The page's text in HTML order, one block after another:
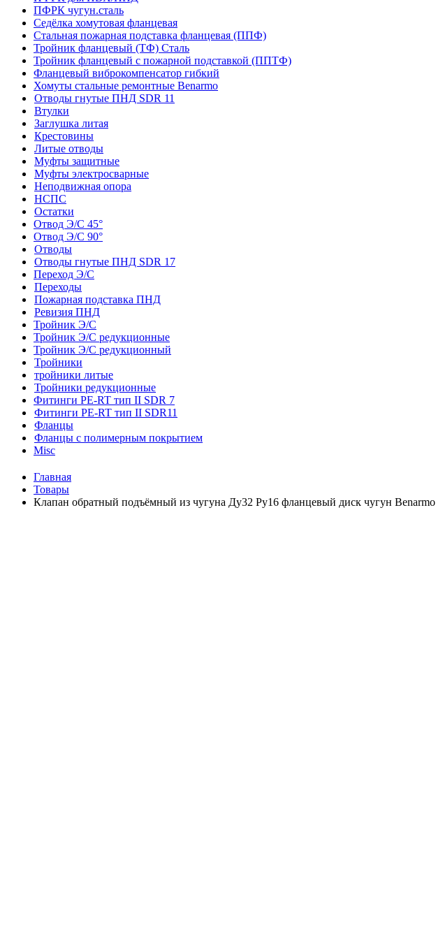
ПФРК чугун.сталь
Седёлка хомутовая фланцевая
Стальная пожарная подставка фланцевая (ППФ)
Тройник фланцевый (ТФ) Сталь
Тройник фланцевый с пожарной подставкой (ППТФ)
Фланцевый виброкомпенсатор гибкий
Хомуты стальные ремонтные Benarmo
Отводы гнутые ПНД SDR 11
Втулки
Заглушка литая
Крестовины
Литые отводы
Муфты защитные
Муфты электросварные
Неподвижная опора
НСПС
Остатки
Отвод Э/С 45°
Отвод Э/С 90°
Отводы
Отводы гнутые ПНД SDR 17
Переход Э/С
Переходы
Пожарная подставка ПНД
Ревизия ПНД
Тройник Э/С
Тройник Э/С редукционные
Тройник Э/С редукционный
Тройники
тройники литые
Тройники редукционные
Фитинги PE-RT тип II SDR 7
Фитинги PE-RT тип II SDR11
Фланцы
Фланцы с полимерным покрытием
Misc
Главная
Товары
Клапан обратный подъёмный из чугуна Ду32 Ру16 фланцевый диск чугун Benarmo